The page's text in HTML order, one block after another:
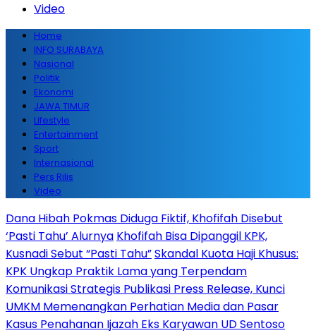
Video
Home
INFO SURABAYA
Nasional
Politik
Ekonomi
JAWA TIMUR
Lifestyle
Entertainment
Sport
Internasional
Pers Rilis
Video
Dana Hibah Pokmas Diduga Fiktif, Khofifah Disebut
‘Pasti Tahu’ Alurnya Khofifah Bisa Dipanggil KPK,
Kusnadi Sebut “Pasti Tahu”Skandal Kuota Haji Khusus:
KPK Ungkap Praktik Lama yang Terpendam
Komunikasi Strategis Publikasi Press Release, Kunci
UMKM Memenangkan Perhatian Media dan Pasar
Kasus Penahanan Ijazah Eks Karyawan UD Sentoso